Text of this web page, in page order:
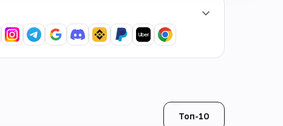
Топ-10